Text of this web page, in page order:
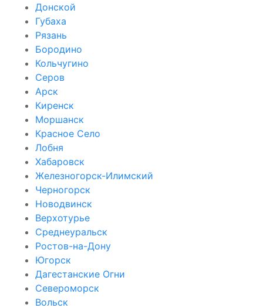
Донской
Губаха
Рязань
Бородино
Кольчугино
Серов
Арск
Киренск
Моршанск
Красное Село
Лобня
Хабаровск
Железногорск-Илимский
Черногорск
Новодвинск
Верхотурье
Среднеуральск
Ростов-на-Дону
Югорск
Дагестанские Огни
Североморск
Вольск